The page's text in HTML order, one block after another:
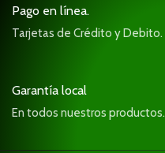
Pago en línea.
Tarjetas de Crédito y Debito.
Garantía local
En todos nuestros productos.